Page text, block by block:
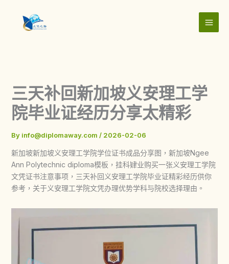
content
三天补回新加坡义安理工学
院毕业证经历分享太精彩
By info@diplomaway.com / 2026-02-06
新加坡新加坡义安理工学院学位证书成品分享图，新加坡Ngee
Ann Polytechnic diploma模板，挂科肄业购买一张义安理工学院
文凭证书注意事项，三天补回义安理工学院毕业证精彩经历供你
参考，关于义安理工学院文凭办理优势学科与院校选择理由。